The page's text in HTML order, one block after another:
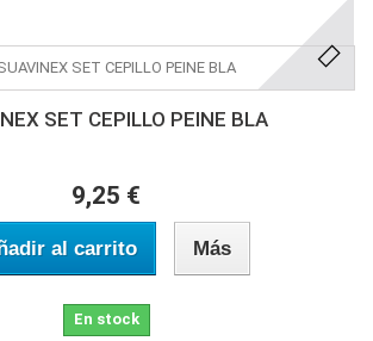
SET CEPILLO PEINE BLA
9,25 €
al carrito Más
En stock